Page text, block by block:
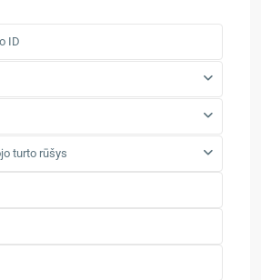
turto rūšys